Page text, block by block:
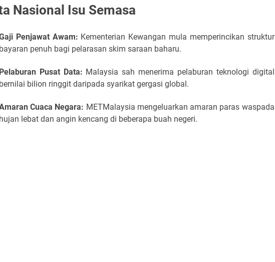
Nasional Isu Semasa
Penjawat Awam: Kementerian Kewangan mula memperincikan struktur
bayaran penuh bagi pelarasan skim saraan baharu.
Pelaburan Pusat Data: Malaysia sah menerima pelaburan teknologi digital
bernilai bilion ringgit daripada syarikat gergasi global.
Cuaca Negara: METMalaysia mengeluarkan amaran paras waspada
hujan lebat dan angin kencang di beberapa buah negeri.